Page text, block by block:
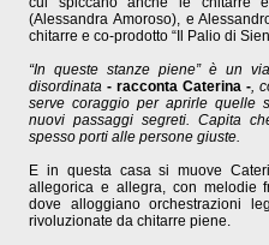
(Alessandra Amoroso), e
chitarre e co-prodotto “Il Palio di
“In queste stanze piene” è un
disordinata - racconta Caterina -,
serve coraggio per aprirle quelle
nuovi passaggi segreti. Capita
spesso porti alle persone giuste.
E in questa casa si muove
allegorica e allegra, con melodie
dove alloggiano orchestrazioni
rivoluzionate da chitarre piene.